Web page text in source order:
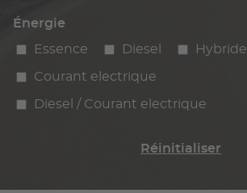
Énergie
Essence
Diesel Hybride
Courant electrique
Diesel / Courant electrique
Réinitialiser